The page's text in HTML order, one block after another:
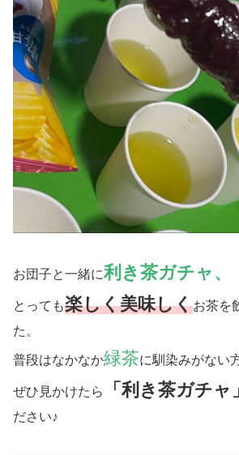
お団子と一緒に利き茶ガチャ、
とっても楽しく美味しくお茶を
た。
普段はなかなか緑茶に馴染みがない
ぜひ見かけたら 「利き茶ガチャ」
ださい♪